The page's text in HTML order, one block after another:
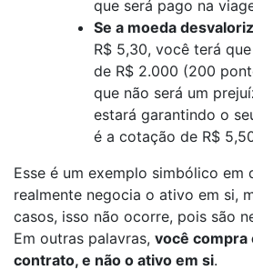
que será pago na
Se a moeda
R$ 5,30, você terá
de R$ 2.000 (200
que não será um
estará garantindo o
é a cotação de R$
Esse é um exemplo simbólico em
realmente negocia o ativo em si,
casos, isso não ocorre, pois são
Em outras palavras, você compra
contrato, e não o ativo em si.